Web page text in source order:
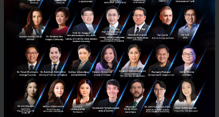
ทำได้ยากในบางปัญหา และมีค่าใช้จ่ายสูงในการเก็บและ
รักษาข้อมูล จึงอยากให้ดูองค์ประกอบของปัจจัยอื่นๆ มา
พิจารณาร่วมด้วย” อาจารย์ ดร.อัคร สุประทักษ์ กล่าวทิ้ง
PR News AdTech Deep learning Mahidol University
No comment